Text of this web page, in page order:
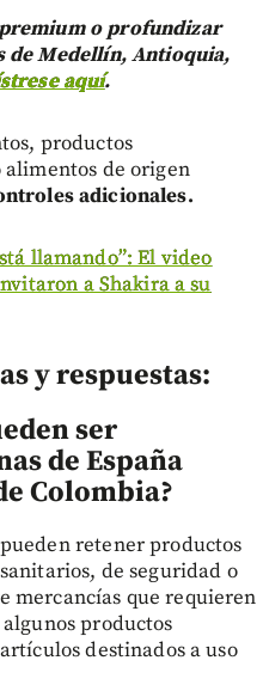
o profundizar
de Medellín, Antioquia,
aquí.
productos
de origen
adicionales.
llamando”: El video
a Shakira a su
y respuestas:
ser
de España
Colombia?
retener productos
de seguridad o
mercancías que requieren
productos
destinados a uso